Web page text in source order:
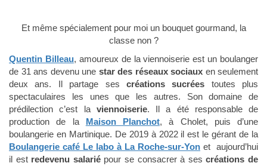
Et même spécialement pour moi un bouquet gourmand, la
classe non ?
Quentin Billeau, amoureux de la viennoiserie est un boulanger
de 31 ans devenu une star des réseaux sociaux en seulement
deux ans. Il partage ses créations sucrées toutes plus
spectaculaires les unes que les autres. Son domaine de
prédilection c’est la viennoiserie. Il a été responsable de
production de la Maison Planchot, à Cholet, puis d’une
boulangerie en Martinique. De 2019 à 2022 il est le gérant de la
Boulangerie café Le labo à La Roche-sur-Yon et aujourd’hui
il est redevenu salariépour se consacrer à sescréations de